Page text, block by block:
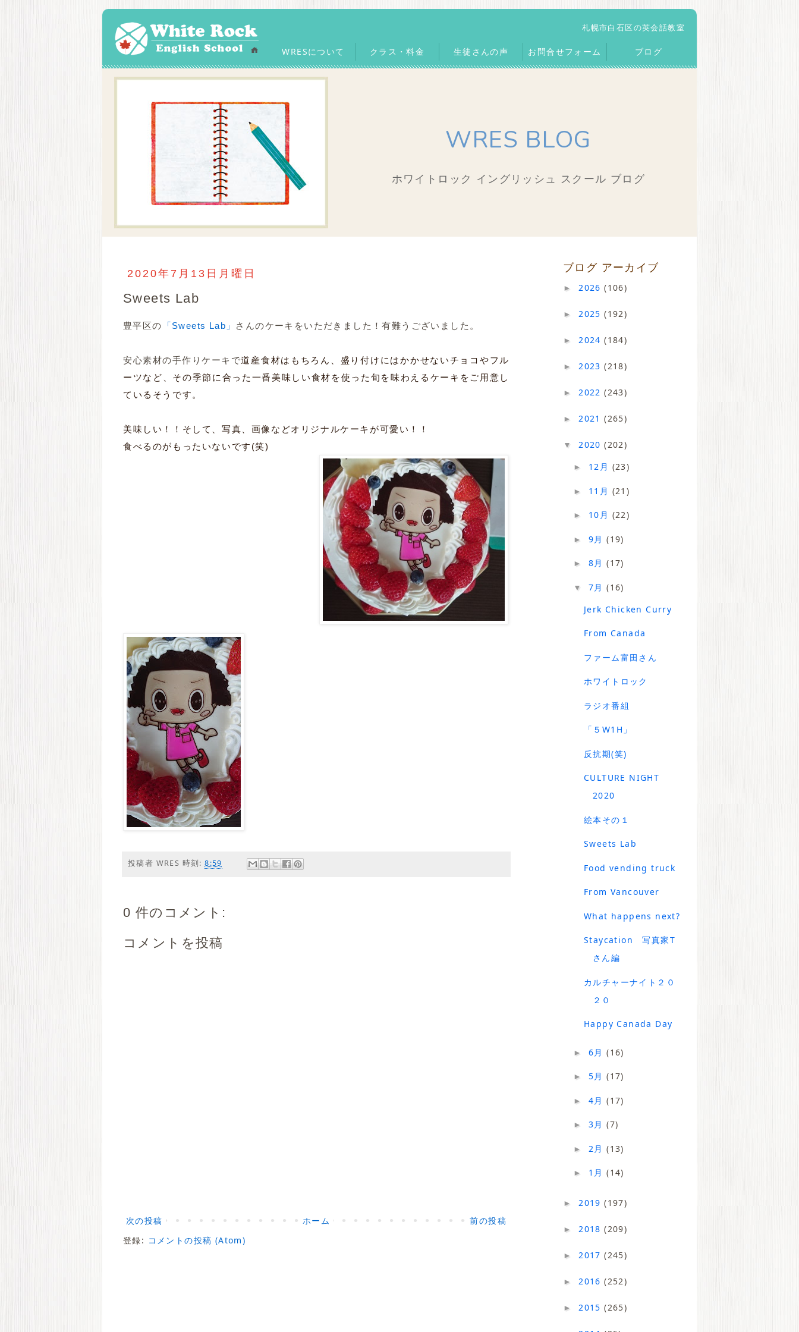
札幌市白石区の英会話教室
WRESについて クラス・料金 生徒さんの声 お問合せフォーム ブログ
WRES BLOG
ホワイトロック イングリッシュ スクール ブログ
2020年7月13日月曜日
Sweets Lab
豊平区の 「Sweets Lab」 さんのケーキをいただきました！有難う ございました。
安心素材の手作りケーキで道産食材はもちろん、盛り付けにはかかせないチョコやフル
ーツなど、その季節に合った一番美味しい食材を使った旬を味わえるケーキをご用意し
ているそうです。
美味しい！！そして、写真、画像などオリジナルケーキが可愛い！！
食べるのがもったいないです(笑)
投稿者 WRES 時刻:8:59
0 件のコメント:
コメントを投稿
次の投稿 前の投稿
ホーム
登録: コメントの投稿 (Atom)
ブログ アーカイブ
► 2026(106)
► 2025(192)
► 2024(184)
► 2023(218)
► 2022(243)
► 2021(265)
▼ 2020(202)
► 12月 (23)
► 11月 (21)
► 10月 (22)
► 9月(19)
► 8月(17)
▼ 7月(16)
Jerk Chicken Curry
From Canada
ファーム富田さん
ホワイトロック
ラジオ番組
「５W1H」
反抗期(笑)
CULTURE NIGHT
2020
絵本その１
Sweets Lab
Food vending truck
From Vancouver
What happens next?
Staycation 写真家T
さん編
カルチャーナイト２０
２０
Happy Canada Day
► 6月(16)
► 5月(17)
► 4月(17)
► 3月(7)
► 2月(13)
► 1月(14)
► 2019(197)
► 2018(209)
► 2017(245)
► 2016(252)
► 2015(265)